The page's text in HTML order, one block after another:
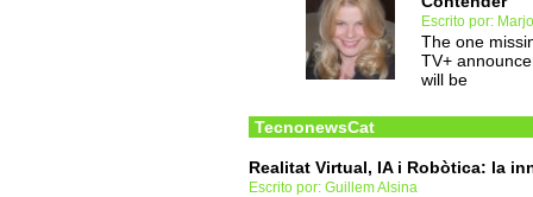
Escrito por:
The one
TV+
will be
TecnonewsCat
Realitat Virtual, IA i Robòtica: la
Escrito por: Guillem Alsina